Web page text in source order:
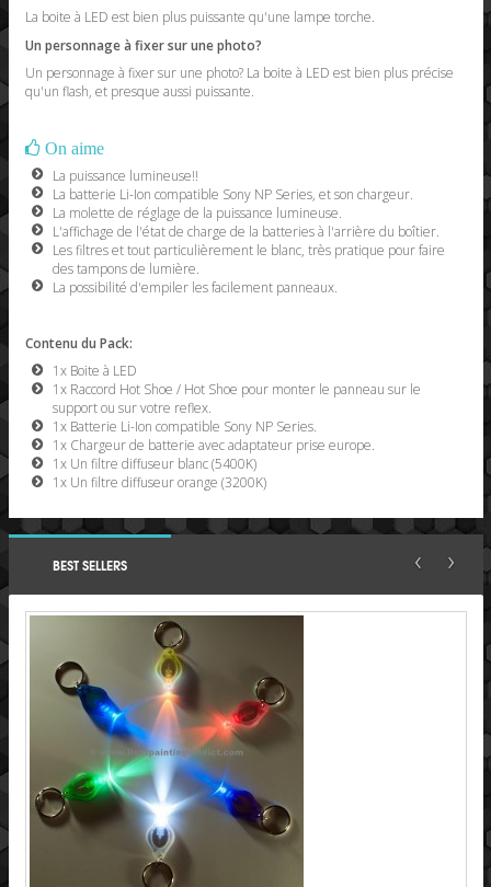
La boite à LED est bien plus puissante qu'une lampe torche.
Un personnage à fixer sur une photo?
Un personnage à fixer sur une photo? La boite à LED est bien plus précise
qu'un flash, et presque aussi puissante.
On aime
La puissance lumineuse!!
La batterie Li-Ion compatible Sony NP Series, et son chargeur.
La molette de réglage de la puissance lumineuse.
L'affichage de l'état de charge de la batteries à l'arrière du boîtier.
Les filtres et tout particulièrement le blanc, très pratique pour faire
des tampons de lumière.
La possibilité d'empiler les facilement panneaux.
Contenu du Pack:
1x Boite à LED
1x Raccord Hot Shoe / Hot Shoe pour monter le panneau sur le
support ou sur votre reflex.
1x Batterie Li-Ion compatible Sony NP Series.
1x Chargeur de batterie avec adaptateur prise europe.
1x Un filtre diffuseur blanc (5400K)
1x Un filtre diffuseur orange (3200K)
BEST SELLERS ‹ ›